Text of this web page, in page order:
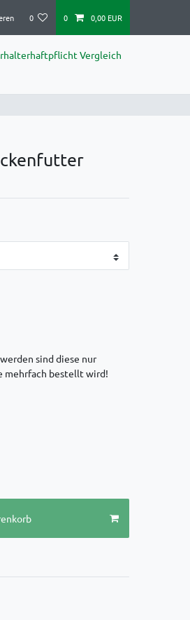
0 0 0,00 EUR
Vergleich
sind diese nur
mehrfach bestellt wird!